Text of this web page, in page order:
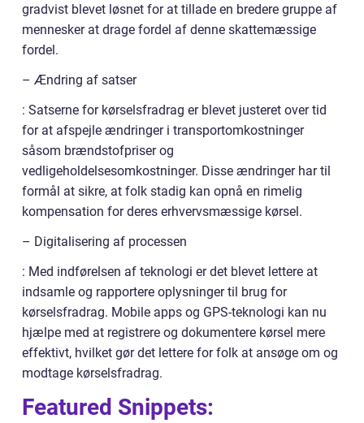
gradvist blevet løsnet for at tillade en bredere gruppe af
mennesker at drage fordel af denne skattemæssige
fordel.
– Ændring af satser
: Satserne for kørselsfradrag er blevet justeret over tid
for at afspejle ændringer i transportomkostninger
såsom brændstofpriser og
vedligeholdelsesomkostninger. Disse ændringer har til
formål at sikre, at folk stadig kan opnå en rimelig
kompensation for deres erhvervsmæssige kørsel.
– Digitalisering af processen
: Med indførelsen af teknologi er det blevet lettere at
indsamle og rapportere oplysninger til brug for
kørselsfradrag. Mobile apps og GPS-teknologi kan nu
hjælpe med at registrere og dokumentere kørsel mere
effektivt, hvilket gør det lettere for folk at ansøge om og
modtage kørselsfradrag.
Featured Snippets: